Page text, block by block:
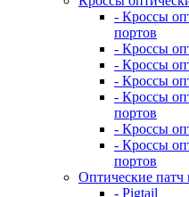
- Кроссы
портов
- Кроссы
- Кроссы
- Кроссы
- Кроссы
портов
- Кроссы
- Кроссы
портов
Оптические патч
- Pigtail